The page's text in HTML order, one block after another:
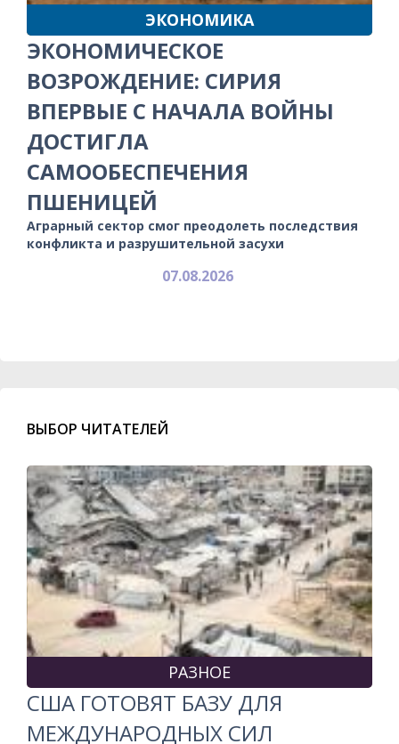
ЭКОНОМИКА
ЭКОНОМИЧЕСКОЕ
ВОЗРОЖДЕНИЕ: СИРИЯ
ВПЕРВЫЕ С НАЧАЛА ВОЙНЫ
ДОСТИГЛА
САМООБЕСПЕЧЕНИЯ
ПШЕНИЦЕЙ
Аграрный сектор смог преодолеть последствия
конфликта и разрушительной засухи
07.08.2026
ВЫБОР ЧИТАТЕЛЕЙ
РАЗНОЕ
США ГОТОВЯТ БАЗУ ДЛЯ
МЕЖДУНАРОДНЫХ СИЛ